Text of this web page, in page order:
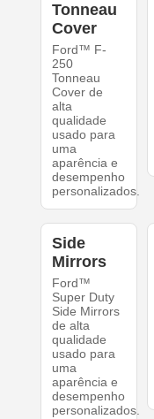
Tonneau
Cover
Ford™ F-
250
Tonneau
Cover de
alta
qualidade
usado para
uma
aparência e
desempenho
personalizados.
Side
Mirrors
Ford™
Super Duty
Side Mirrors
de alta
qualidade
usado para
uma
aparência e
desempenho
personalizados.